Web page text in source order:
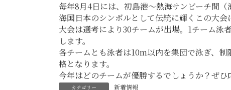
毎年8月4日には、初島港～熱海サンビーチ間
海国日本のシンボルとして伝統に輝くこの大会
大会は選考により30チームが出場。1チーム泳
します。
各チームとも泳者は10m以内を集団で泳ぎ、
格となります。
今年はどのチームが優勝するでしょうか？ぜひ
カテゴリー 新着情報